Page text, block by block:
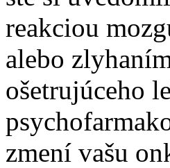
reakciou
alebo
ošetrujúceho
zmení vašu